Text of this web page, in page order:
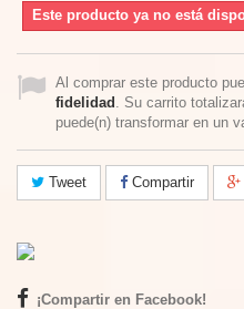
Este producto ya no está
Al comprar este producto
fidelidad . Su carrito
puede(n) transformar en un
Tweet Compartir
¡Compartir en Facebook!